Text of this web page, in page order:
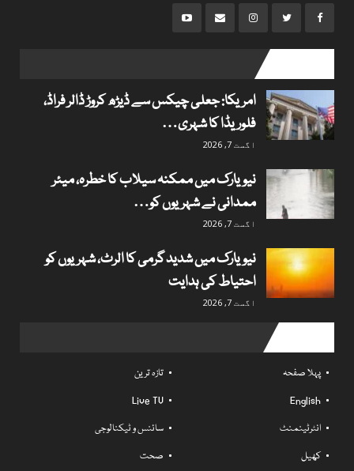
امریکا: جعلی چیکس سے ڈیڑھ کروڑ ڈالر فراڈ،
فلوریڈا کا شہری…
اگست 7, 2026
نیویارک میں ممکنہ سیلاب کا خطرہ، میئر
ممدانی نے شہریوں کو…
اگست 7, 2026
نیویارک میں شدید گرمی کا الرٹ، شہریوں کو
احتیاط کی ہدایت
اگست 7, 2026
پہلا صفحہ
تازہ ترین
English
Live TV
انٹرٹینمنٹ
سائنس و ٹیکنالوجی
کھیل
صحت